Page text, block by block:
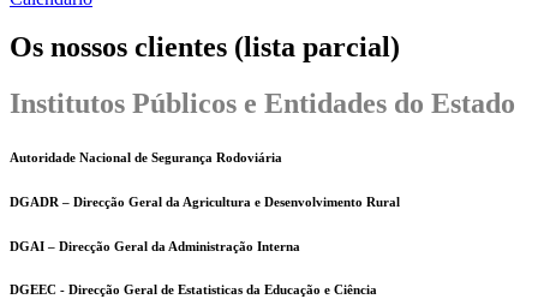
Os nossos clientes (lista parcial)
Institutos Públicos e Entidades do Estado
Autoridade Nacional de Segurança Rodoviária
DGADR – Direcção Geral da Agricultura e Desenvolvimento Rural
DGAI – Direcção Geral da Administração Interna
DGEEC - Direcção Geral de Estatisticas da Educação e Ciência